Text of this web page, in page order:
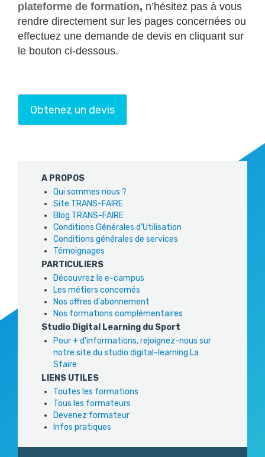
plateforme de formation, n’hésitez pas à vous
rendre directement sur les pages concernées ou
effectuez une demande de devis en cliquant sur
le bouton ci-dessous.
Obtenez un devis
A PROPOS
Qui sommes nous ?
Site TRANS-FAIRE
Blog TRANS-FAIRE
Conditions Générales d'Utilisation
Conditions générales de services
Témoignages
PARTICULIERS
Découvrez le e-campus
Les métiers concernés
Nos offres d'abonnement
Nos formations complémentaires
Studio Digital Learning du Sport
Pour + d'informations, rejoignez-nous sur
notre site du studio digital-learning La
Sfaire
LIENS UTILES
Toutes les formations
Tous les formateurs
Devenez formateur
Infos pratiques